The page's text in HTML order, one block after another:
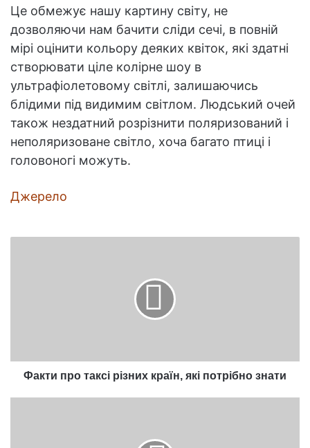
Це обмежує нашу картину світу, не
дозволяючи нам бачити сліди сечі, в повній
мірі оцінити кольору деяких квіток, які здатні
створювати ціле колірне шоу в
ультрафіолетовому світлі, залишаючись
блідими під видимим світлом. Людський очей
також нездатний розрізнити поляризований і
неполяризоване світло, хоча багато птиці і
головоногі можуть.
Джерело
Факти про таксі різних країн, які потрібно знати